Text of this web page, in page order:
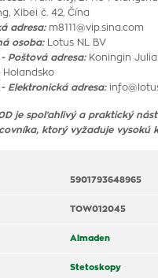
Xibei č. 42, Čína
adresa:m8111@vip.sina.com
osoba:Lotus NL BV
Poštová adresa:Koningin
Holandsko
Elektronická adresa:
je spoľahlivý a praktický
ktorý vyžaduje vysokú
5901793648965
TOW012045
Almaden
Stetoskopy